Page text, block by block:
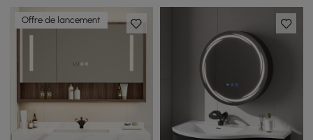
Offre de lancement